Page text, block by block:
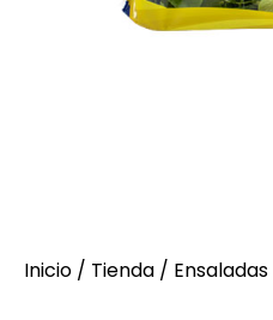
Inicio / Tienda / Ensaladas